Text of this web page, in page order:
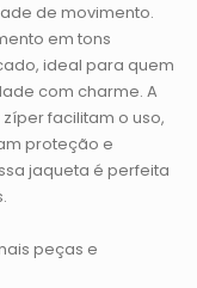
de movimento.
em tons
ideal para quem
com charme. A
facilitam o uso,
proteção e
jaqueta é perfeita
peças e